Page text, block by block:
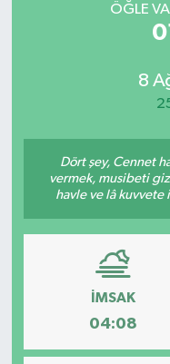
ÖĞLE
8
Dört şey, Cennet
vermek, musibeti
havle ve lâ
İMSAK
04:08
Konsorsiyum
PROJECTS
PROJELER
YEREL MEDYA
Tüm Manşetler
Son Dakika